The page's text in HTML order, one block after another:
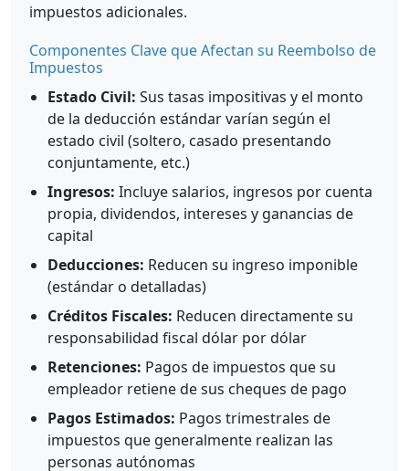
impuestos adicionales.
Componentes Clave que Afectan su Reembolso de
Impuestos
Estado Civil: Sus tasas impositivas y el monto
de la deducción estándar varían según el
estado civil (soltero, casado presentando
conjuntamente, etc.)
Ingresos: Incluye salarios, ingresos por cuenta
propia, dividendos, intereses y ganancias de
capital
Deducciones: Reducen su ingreso imponible
(estándar o detalladas)
Créditos Fiscales: Reducen directamente su
responsabilidad fiscal dólar por dólar
Retenciones: Pagos de impuestos que su
empleador retiene de sus cheques de pago
Pagos Estimados: Pagos trimestrales de
impuestos que generalmente realizan las
personas autónomas